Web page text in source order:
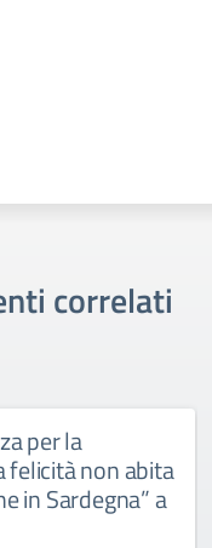
correlati
per la
felicità non abita
in Sardegna” a